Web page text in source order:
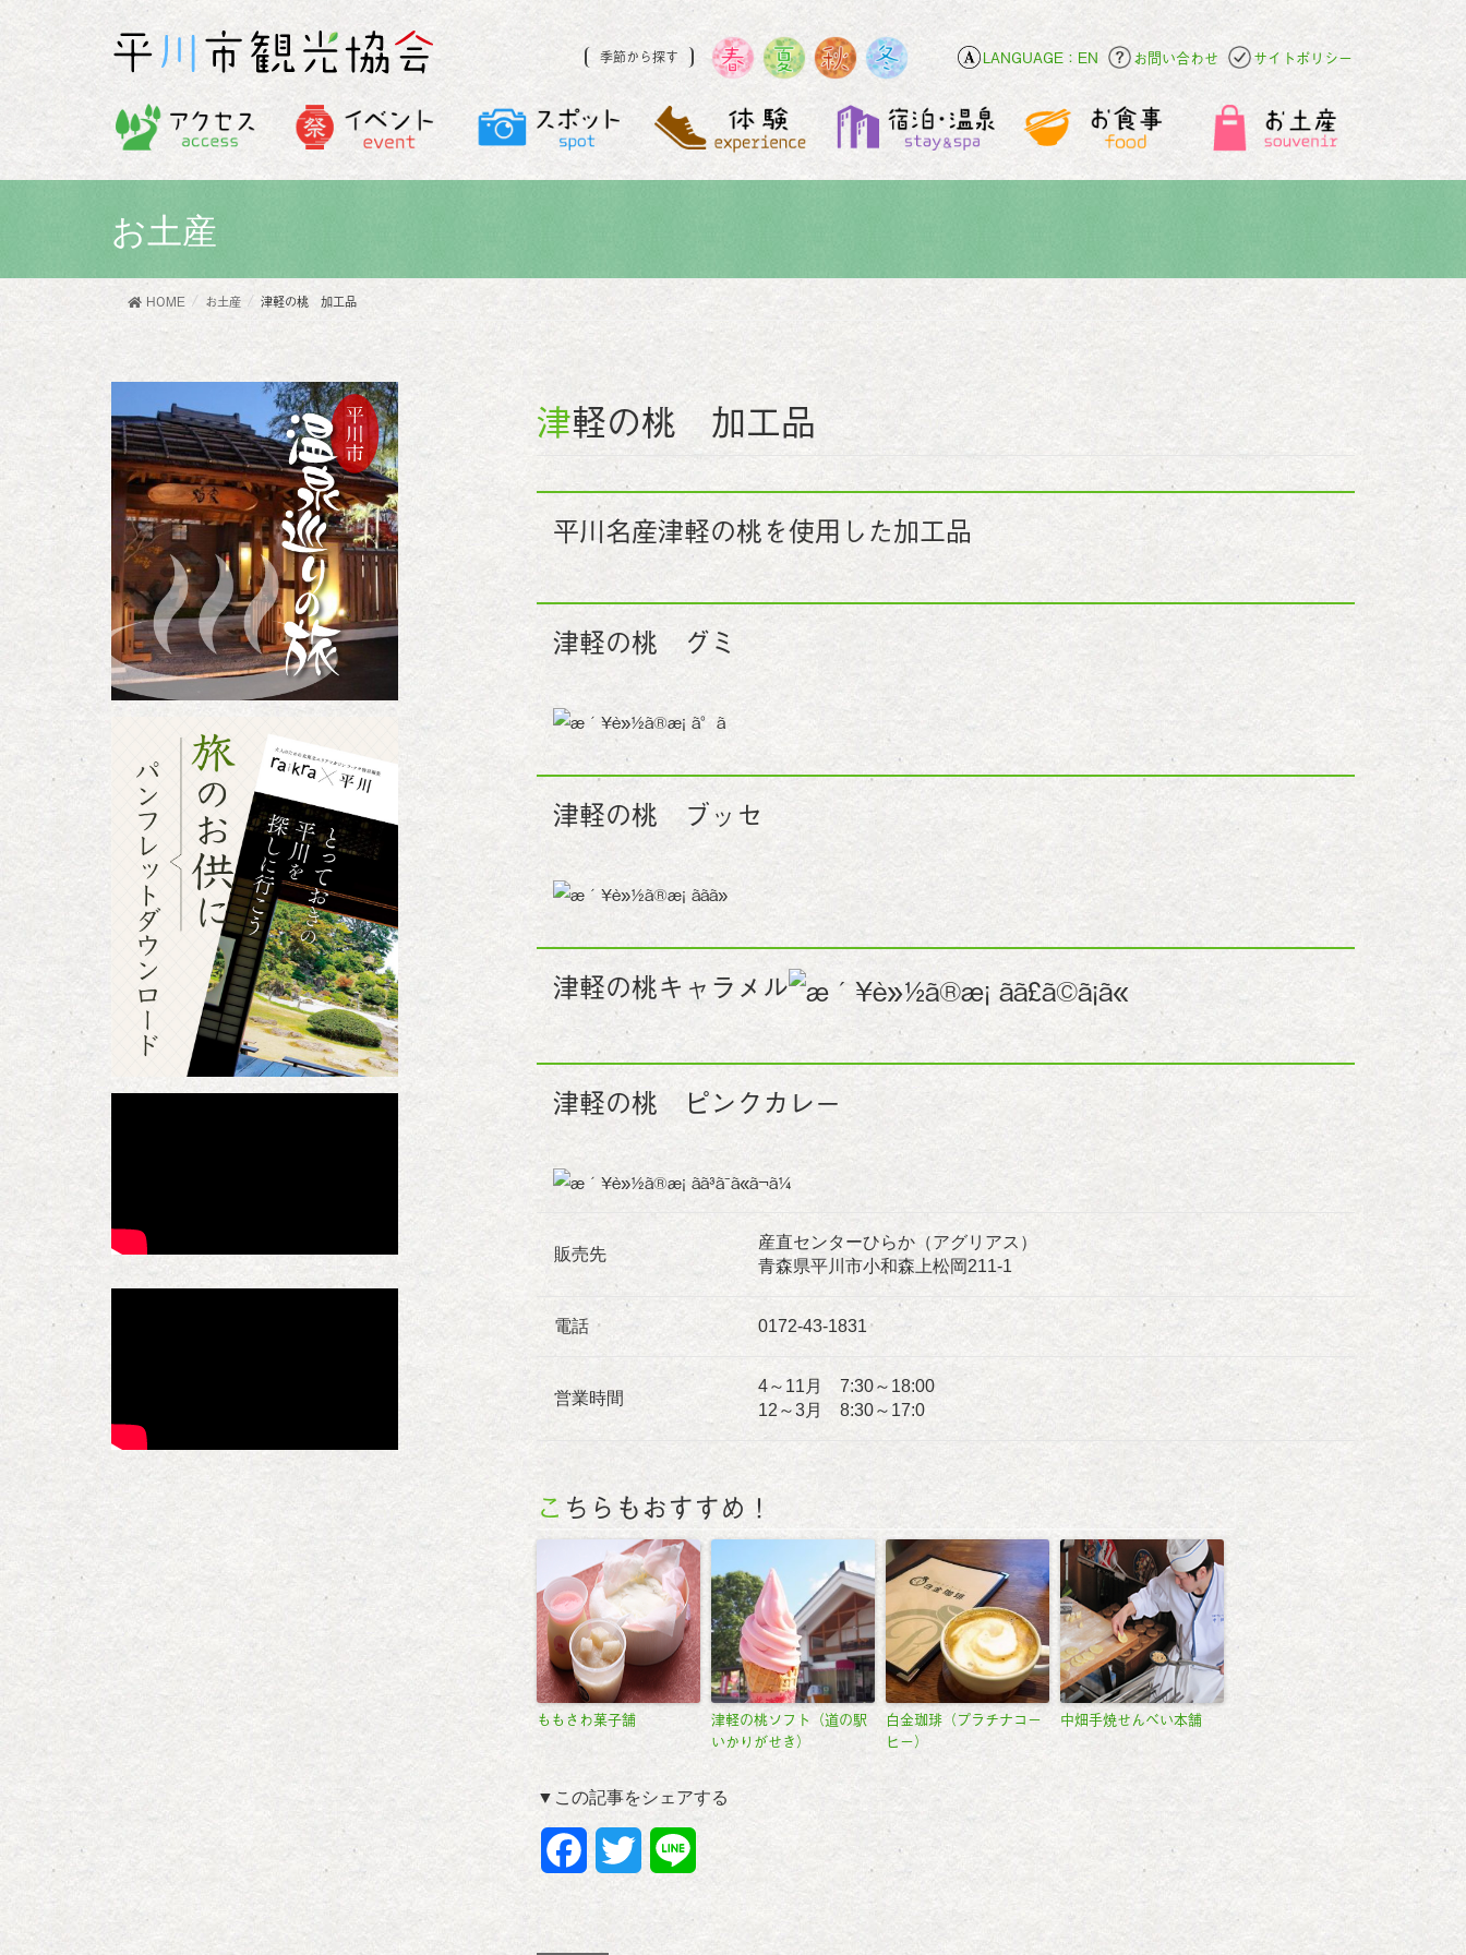
LANGUAGE：EN お問い合わせ サイトポリシー
季節から探す
お土産
HOME お土産 津軽の桃 加工品
津軽の桃 加工品
平川名産津軽の桃を使用した加工品
津軽の桃 グミ
津軽の桃 ブッセ
津軽の桃キャラメル
津軽の桃 ピンクカレー
販売先
産直センターひらか（アグリアス）
青森県平川市小和森上松岡211-1
電話 0172-43-1831
営業時間
4～11月 7:30～18:00
12～3月 8:30～17:0
こちらもおすすめ！
ももさわ菓子舗
津軽の桃ソフト（道の駅
いかりがせき）
白金珈琲（プラチナコー
ヒー）
中畑手焼せんべい本舗
▼この記事をシェアする